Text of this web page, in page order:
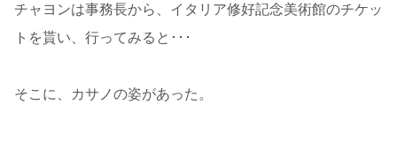
チャヨンは事務長から、イタリア修好記念美術館のチケッ
トを貰い、行ってみると･･･
そこに、カサノの姿があった。